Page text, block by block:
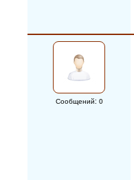
Сообщений: 0